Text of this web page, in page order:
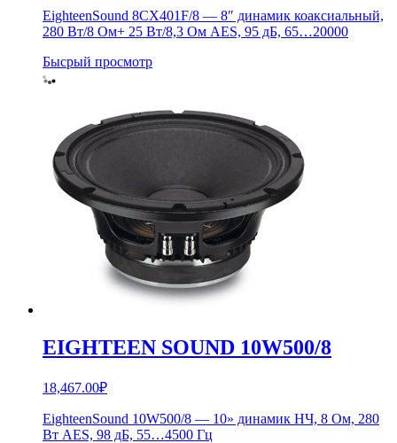
EighteenSound 8CX401F/8 — 8″ динамик коаксиальный,
280 Вт/8 Ом+ 25 Вт/8,3 Ом AES, 95 дБ, 65…20000
Бысрый просмотр
EIGHTEEN SOUND 10W500/8
18,467.00₽
EighteenSound 10W500/8 — 10» динамик НЧ, 8 Ом, 280
Вт AES, 98 дБ, 55…4500 Гц